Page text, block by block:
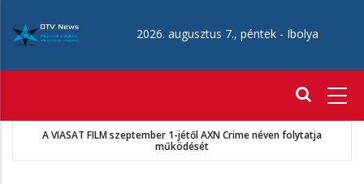
tartalomra
2026. augusztus 7., péntek - Ibolya
A VIASAT FILM szeptember 1-jétől AXN Crime néven folytatja
működését